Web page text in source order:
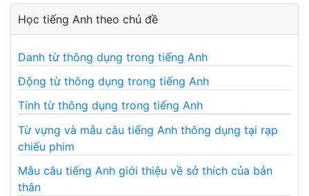
Học tiếng Anh theo chủ đề
Danh từ thông dụng trong tiếng Anh
Động từ thông dụng trong tiếng Anh
Tính từ thông dụng trong tiếng Anh
Từ vựng và mẫu câu tiếng Anh thông dụng tại rạp
chiếu phim
Mẫu câu tiếng Anh giới thiệu về sở thích của bản
thân